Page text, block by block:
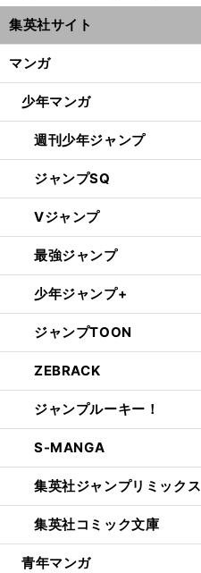
集英社サイト
マンガ
少年マンガ
週刊少年ジャンプ
ジャンプSQ
Vジャンプ
最強ジャンプ
少年ジャンプ+
ジャンプTOON
ZEBRACK
ジャンプルーキー！
S-MANGA
集英社ジャンプリミックス
集英社コミック文庫
青年マンガ